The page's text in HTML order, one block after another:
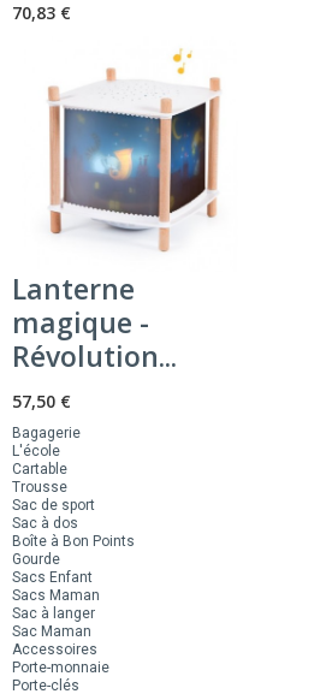
70,83 €
Lanterne
magique -
Révolution...
57,50 €
Bagagerie
L'école
Cartable
Trousse
Sac de sport
Sac à dos
Boîte à Bon Points
Gourde
Sacs Enfant
Sacs Maman
Sac à langer
Sac Maman
Accessoires
Porte-monnaie
Porte-clés